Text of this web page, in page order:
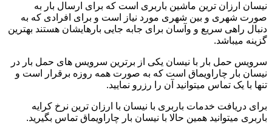
نیسان ارزان ترین ماشین باربری است که برای ارسال بار به
صورت شهری و بین شهری مورد نیاز است و برای افرادی که به
دنبال راهی سریع و وآسان برای جابه جایی بارهایشان هستند بهترین
گزینه میباشد.
سرویس حمل بار با نیسان یکی از برترین سرویس های حمل بار در
نیسان بار چاراویماق است که به صورت همه روزه برقرار است و
تنها با یک تماس میتوانید آن را رزرو نمایید.
برای دریافت خدمات باربری با نیسان با ارزان ترین نرخ کرایه
باربری میتوانید همین حالا با نیسان بار چاراویماق تماس بگیرید.